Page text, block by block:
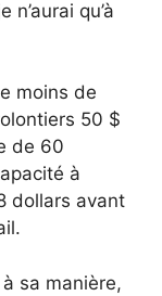
qu’à
moins de
50 $
de 60
à
dollars avant
sa manière,